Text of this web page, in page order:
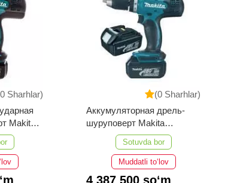
Sharhlar)
Makita
(0 Sharhlar)
Аккумуляторная дрель-
шуруповерт Makita
DDF453RFE
Sotuvda bor
Muddatli to‘lov
4 387 500 so‘m